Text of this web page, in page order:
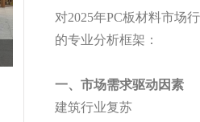
对2025年PC板材料市场
的专业分析框架：
一、市场需求驱动因素
建筑行业复苏